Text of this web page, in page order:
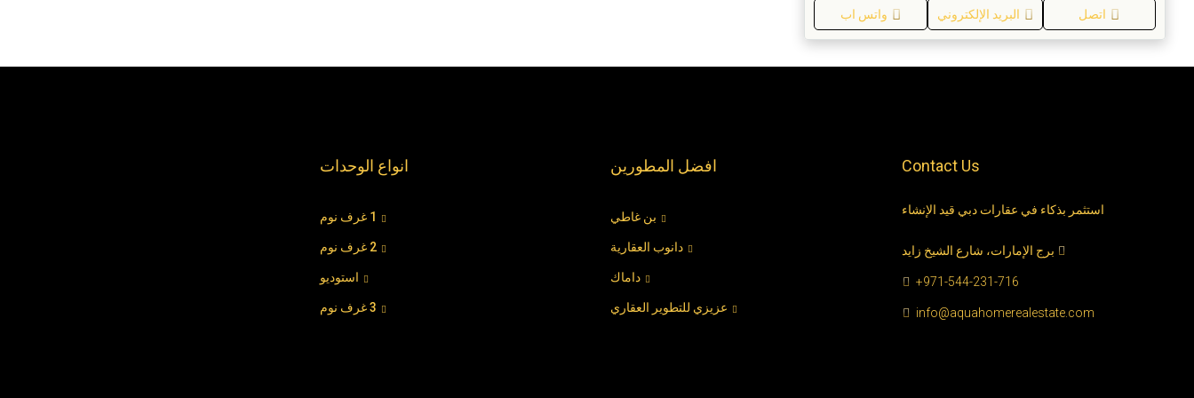
اتصل البريد الإلكتروني واتس اب
Contact Us
استثمر بذكاء في عقارات دبي قيد الإنشاء
برج الإمارات، شارع الشيخ زايد
+971-544-231-716
info@aquahomerealestate.com
افضل المطورين
بن غاطي
دانوب العقارية
داماك
عزيزي للتطوير العقاري
انواع الوحدات
1 غرف نوم
2 غرف نوم
استوديو
3 غرف نوم